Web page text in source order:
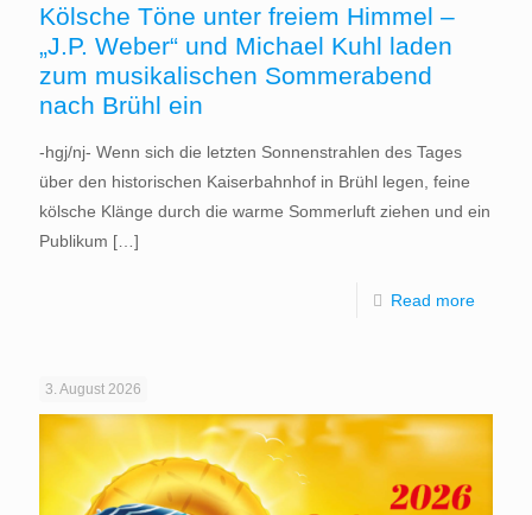
Kölsche Töne unter freiem Himmel –
„J.P. Weber“ und Michael Kuhl laden
zum musikalischen Sommerabend
nach Brühl ein
-hgj/nj- Wenn sich die letzten Sonnenstrahlen des Tages
über den historischen Kaiserbahnhof in Brühl legen, feine
kölsche Klänge durch die warme Sommerluft ziehen und ein
Publikum […]
Read more
3. August 2026